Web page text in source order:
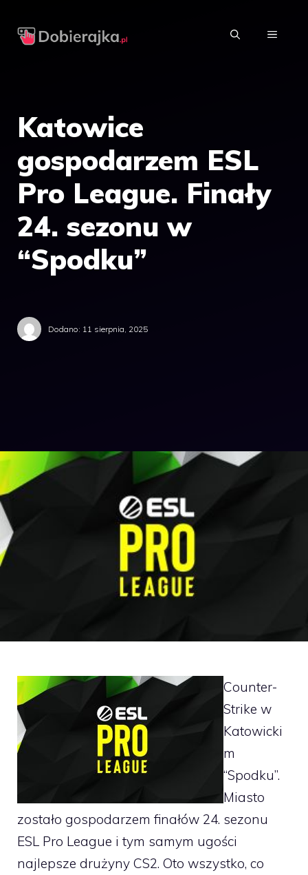
MENU
Katowice
gospodarzem ESL
Pro League. Finały
24. sezonu w
“Spodku”
Dodano: 11 sierpnia, 2025
Counter-
Strike w
Katowicki
m
“Spodku”.
Miasto
zostało gospodarzem finałów 24. sezonu
ESL Pro League i tym samym ugości
najlepsze drużyny CS2. Oto wszystko, co